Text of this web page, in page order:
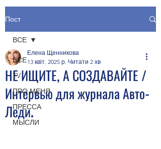
Авторские туры и
клуба GOOD MOOD
Создавай свое настроение
вместе с нами
Пост
ВСЕ
TV
ПРО МЕНЯ
ПРЕССА
МЫСЛИ
ВСЕ
НЕ ИЩИТЕ, А СОЗДАВАЙТЕ /
Интервью для журнала Авто-
Леди.
Елена Щенникова
13 квіт. 2025 р. Читати 2 хв